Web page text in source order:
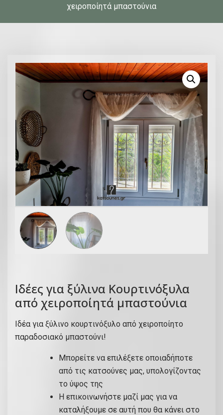
χειροποίητά μπαστούνια
Iδέες για ξύλινα Κουρτινόξυλα
από χειροποίητά μπαστούνια
Ιδέα για ξύλινο κουρτινόξυλο από χειροποίητο
παραδοσιακό μπαστούνι!
Μπορείτε να επιλέξετε οποιαδήποτε
από τις κατσούνες μας, υπολογίζοντας
το ύψος της
Η επικοινωνήστε μαζί μας για να
καταλήξουμε σε αυτή που θα κάνει στο